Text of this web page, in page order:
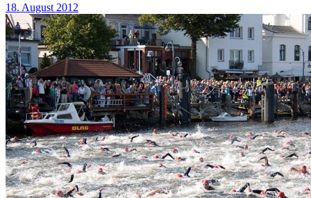
18. August 2012